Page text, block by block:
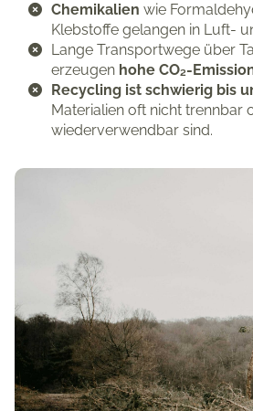
Chemikalien wie
Klebstoffe gelangen in Luft-
Lange Transportwege über
erzeugen hohe CO₂-
Recycling ist schwierig bis
Materialien oft nicht trennbar
wiederverwendbar sind.